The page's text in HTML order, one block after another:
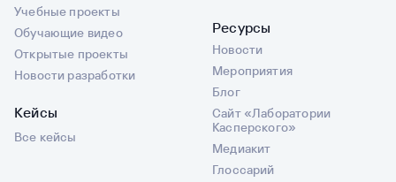
Учебные проекты
Обучающие видео
Открытые проекты
Новости разработки
Кейсы
Все кейсы
Ресурсы
Новости
Мероприятия
Блог
Сайт «Лаборатории
Касперского»
Медиакит
Глоссарий